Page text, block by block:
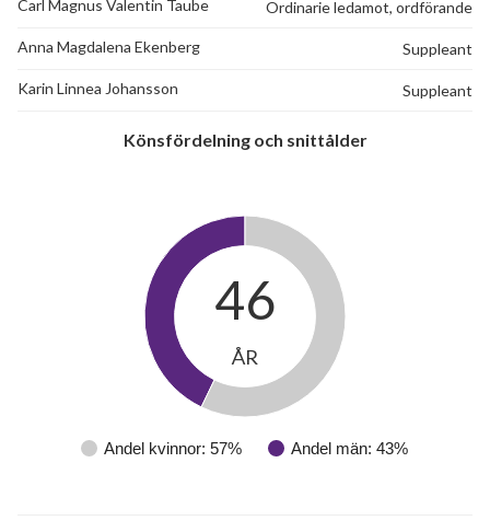
Carl Magnus Valentin Taube Ordinarie ledamot, ordförande
Anna Magdalena Ekenberg Suppleant
Karin Linnea Johansson Suppleant
Könsfördelning och snittålder
Andel kvinnor: 57% Andel män: 43%
46
ÅR